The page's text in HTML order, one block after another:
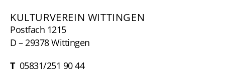
KULTURVEREIN WITTINGEN
Postfach 1215
D – 29378 Wittingen
T05831/251 90 44